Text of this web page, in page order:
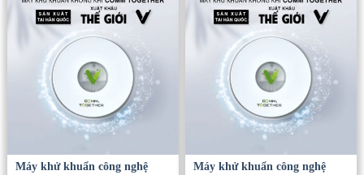
Máy khử khuẩn công nghệ
Máy khử khuẩn công nghệ